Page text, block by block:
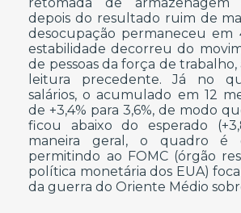
retomada de armazenagem
depois do resultado ruim de
desocupação permaneceu em
estabilidade decorreu do
de pessoas da força de trabalho,
leitura precedente. Já no
salários, o acumulado em 12
de +3,4% para 3,6%, de modo
ficou abaixo do esperado
maneira geral, o quadro é
permitindo ao FOMC (órgão
política monetária dos EUA)
da guerra do Oriente Médio